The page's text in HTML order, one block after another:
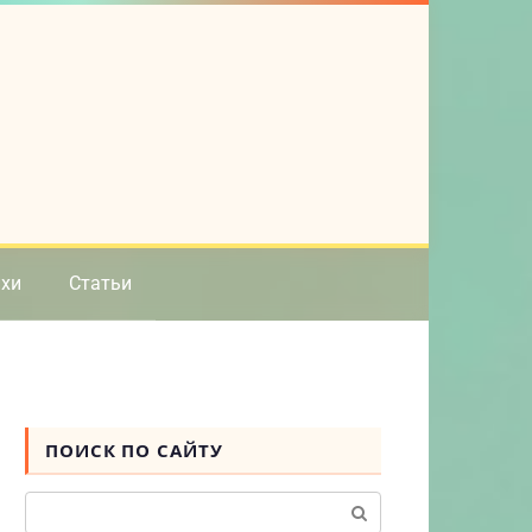
Статьи
ПОИСК ПО САЙТУ